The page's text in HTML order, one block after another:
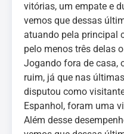
vitórias, um empate e
vemos que dessas
atuando pela principal
pelo menos três delas
Jogando fora de casa,
ruim, já que nas
disputou como
Espanhol, foram uma
Além desse